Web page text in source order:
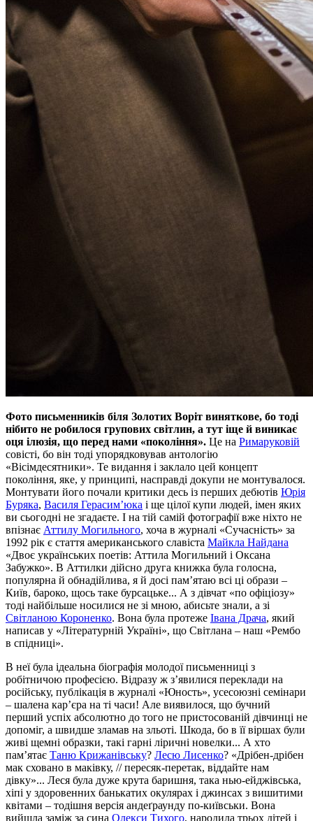
Фото письменників біля Золотих Воріт виняткове, бо тоді
нібито не робилося групових світлин, а тут іще й виникає
оця ілюзія, що перед нами «покоління». Це на Римаруковій
совісті, бо він тоді упорядковував антологію
«Вісімдесятники». Те видання і заклало цей концепт
покоління, яке, у принципі, насправді докупи не монтувалося.
Монтувати його почали критики десь із перших дебютів Юрія
Буряка, Василя Герасим’юка і ще цілої купи людей, імен яких
ви сьогодні не згадаєте. І на тій самій фотографії вже ніхто не
впізнає Аттилу Могильного, хоча в журналі «Сучасність» за
1992 рік є стаття американського славіста Майкла Найдана
«Двоє українських поетів: Аттила Могильний і Оксана
Забужко». В Аттилки дійсно друга книжка була голосна,
популярна й обнадійлива, я й досі пам’ятаю всі ці образи –
Київ, бароко, щось таке бурсацьке... А з дівчат «по офіціозу»
тоді найбільше носилися не зі мною, абисьте знали, а зі
Світланою Короненко. Вона була протеже Івана Драча, який
написав у «Літературній Україні», що Світлана – наш «Рембо
в спідниці».
В неї була ідеальна біографія молодої письменниці з
робітничою професією. Відразу ж з’явилися переклади на
російську, публікація в журналі «Юность», усесоюзні семінари
– шалена кар’єра на ті часи! Але виявилося, що бучний
перший успіх абсолютно до того не пристосованій дівчинці не
допоміг, а швидше зламав на зльоті. Шкода, бо в її віршах були
живі щемні образки, такі гарні ліричні новелки... А хто
пам’ятає Таню Крижанівську? Лесю Лисенко? «Дрібен-дрібен
мак сховано в маківку, // пересяк-перетак, віддайте нам
дівку»... Леся була дуже крута баришня, така нью-ейджівська,
хіпі у здоровенних банькатих окулярах і джинсах з вишитими
квітами – тодішня версія андеґраунду по-київськи. Вона
вийшла заміж за сина Олекси Тихого, народила трьох дітей і